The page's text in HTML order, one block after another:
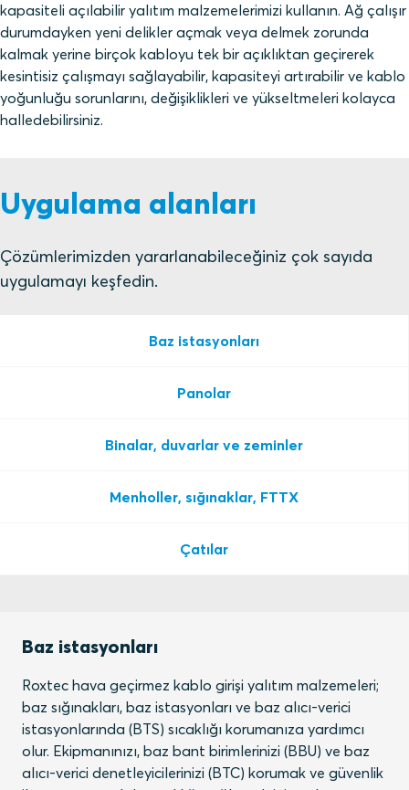
kapasiteli açılabilir yalıtım malzemelerimizi kullanın. Ağ çalışır
durumdayken yeni delikler açmak veya delmek zorunda
kalmak yerine birçok kabloyu tek bir açıklıktan geçirerek
kesintisiz çalışmayı sağlayabilir, kapasiteyi artırabilir ve kablo
yoğunluğu sorunlarını, değişiklikleri ve yükseltmeleri kolayca
halledebilirsiniz.
Uygulama alanları
Çözümlerimizden yararlanabileceğiniz çok sayıda
uygulamayı keşfedin.
Baz istasyonları
Panolar
Binalar, duvarlar ve zeminler
Menholler, sığınaklar, FTTX
Çatılar
Baz istasyonları
Roxtec hava geçirmez kablo girişi yalıtım malzemeleri;
baz sığınakları, baz istasyonları ve baz alıcı-verici
istasyonlarında (BTS) sıcaklığı korumanıza yardımcı
olur. Ekipmanınızı, baz bant birimlerinizi (BBU) ve baz
alıcı-verici denetleyicilerinizi (BTC) korumak ve güvenlik